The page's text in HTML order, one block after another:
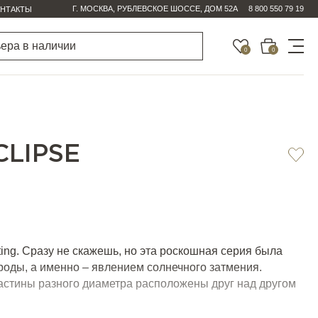
Г. МОСКВА, РУБЛЕВСКОЕ ШОССЕ, ДОМ 52А 8 800 550 79 19
0 0
Сразу не скажешь, но эта роскошная серия была
а именно – явлением солнечного затмения.
разного диаметра расположены друг над другом
световые полумесяцы вместо привычного